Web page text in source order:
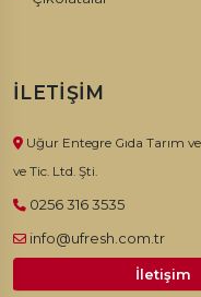
faydalarından bahsetmek
Kuru Kayısı Nasıl
Kuru kayısının eşsiz
ekleyebilir veya kutudan
sevdiklerinize güvenle
İLETIŞIM
Uğur Entegre Gıda Tarım
ve Tic. Ltd. Şti.
0256 316 3535
info@ufresh.com.tr
İletişim